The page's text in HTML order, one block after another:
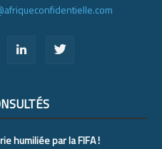
humiliée par la FIFA !